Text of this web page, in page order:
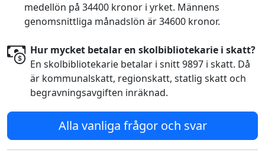
medellön på 34400 kronor i yrket. Männens
genomsnittliga månadslön är 34600 kronor.
Hur mycket betalar en skolbibliotekarie i skatt?
En skolbibliotekarie betalar i snitt 9897 i skatt. Då
är kommunalskatt, regionskatt, statlig skatt och
begravningsavgiften inräknad.
Alla vanliga frågor och svar